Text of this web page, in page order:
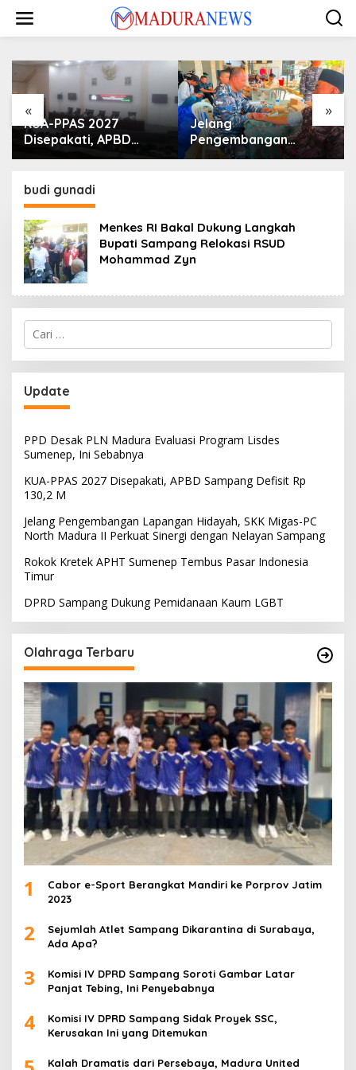
konten
« »
KUA-PPAS 2027
Disepakati, APBD
Sampang Defisit Rp
Jelang
Pengembangan
Lapangan Hidayah,
Nelayan Sampang
budi gunadi
Menkes RI Bakal Dukung Langkah
Bupati Sampang Relokasi RSUD
Mohammad Zyn
Cari
untuk:
Update
PPD Desak PLN Madura Evaluasi Program Lisdes
Sumenep, Ini Sebabnya
KUA-PPAS 2027 Disepakati, APBD Sampang Defisit Rp
130,2 M
Jelang Pengembangan Lapangan Hidayah, SKK Migas-PC
North Madura II Perkuat Sinergi dengan Nelayan Sampang
Rokok Kretek APHT Sumenep Tembus Pasar Indonesia
Timur
DPRD Sampang Dukung Pemidanaan Kaum LGBT
Olahraga Terbaru
1
Cabor e-Sport Berangkat Mandiri ke Porprov Jatim
2023
2
Sejumlah Atlet Sampang Dikarantina di Surabaya,
Ada Apa?
3
Komisi IV DPRD Sampang Soroti Gambar Latar
Panjat Tebing, Ini Penyebabnya
4
Komisi IV DPRD Sampang Sidak Proyek SSC,
Kerusakan Ini yang Ditemukan
Kalah Dramatis dari Persebaya, Madura United